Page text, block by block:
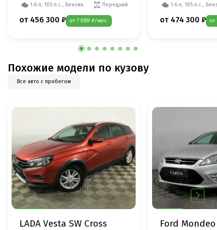
1.6 л, 105 л.с., Бензин
Передний
от 456 300 ₽ от 7 089 ₽/мес.
1.6 л, 105 л.с.,
от 474 300 ₽ от
Похожие модели по кузову
Все авто с пробегом
LADA Vesta SW Cross Ford Mondeo